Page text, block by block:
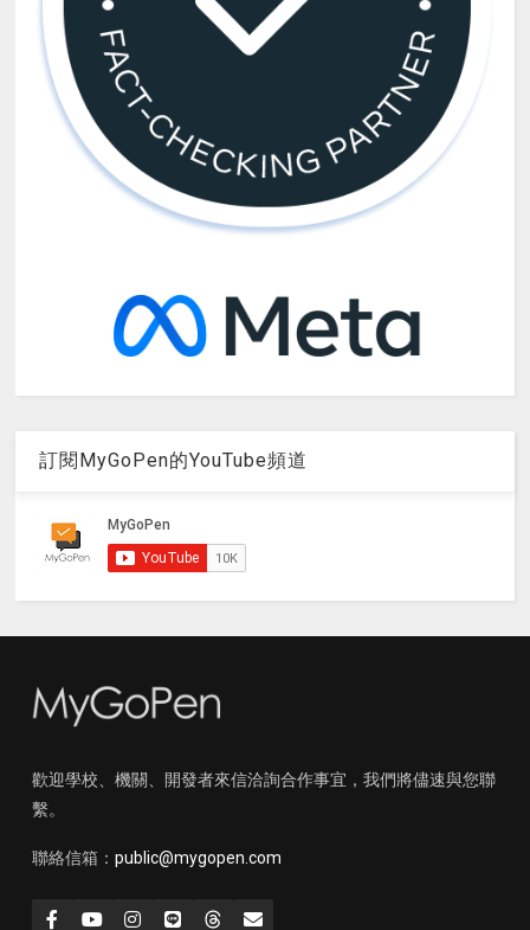
訂閱MyGoPen的YouTube頻道
歡迎學校、機關、開發者來信洽詢合作事宜，我們將儘速與您聯
繫。
聯絡信箱： public@mygopen.com